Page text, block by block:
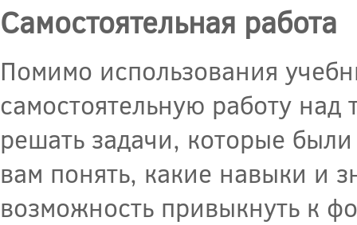
Самостоятельная работа
Помимо использования
самостоятельную работу
решать задачи, которые
вам понять, какие навыки и
возможность привыкнуть к